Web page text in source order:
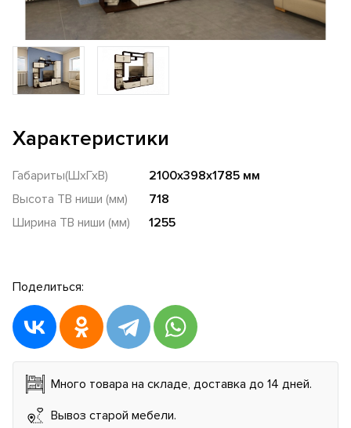
Характеристики
Габариты(ШхГхВ)
2100x398x1785 мм
Высота ТВ ниши (мм)
718
Ширина ТВ ниши (мм)
1255
Поделиться:
Много товара на складе, доставка до 14 дней.
Вывоз старой мебели.